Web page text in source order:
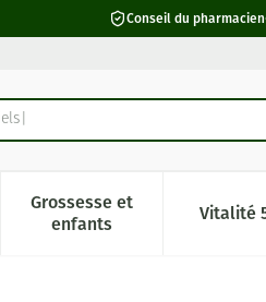
Conseil du pharmacien
Beauté, soins et hygiène
menu pour la catégorie
Grossesse et
enfantsAfficher le sous-menu
Vitalité